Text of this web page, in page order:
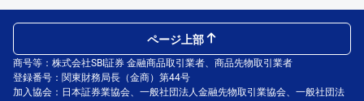
商号等：株式会社SBI証券 金融商品取引業者、商品先物取引業者
登録番号：関東財務局長（金商）第44号
加入協会：日本証券業協会、一般社団法人金融先物取引業協会、一般社団法
ページ上部